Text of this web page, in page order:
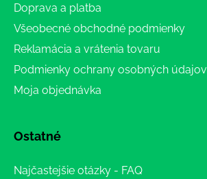
Doprava a platba
Všeobecné obchodné podmienky
Reklamácia a vrátenia tovaru
Podmienky ochrany osobných údajov
Moja objednávka
Ostatné
Najčastejšie otázky - FAQ